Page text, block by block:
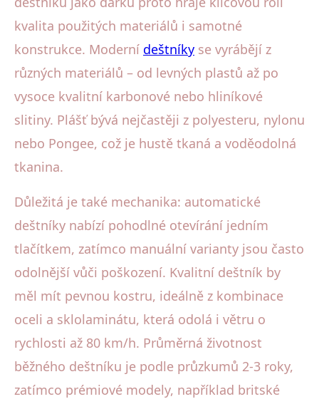
kvalita použitých materiálů i samotné
konstrukce. Moderní deštníky se vyrábějí z
různých materiálů – od levných plastů až po
vysoce kvalitní karbonové nebo hliníkové
slitiny. Plášť bývá nejčastěji z polyesteru, nylonu
nebo Pongee, což je hustě tkaná a voděodolná
tkanina.
Důležitá je také mechanika: automatické
deštníky nabízí pohodlné otevírání jedním
tlačítkem, zatímco manuální varianty jsou často
odolnější vůči poškození. Kvalitní deštník by
měl mít pevnou kostru, ideálně z kombinace
oceli a sklolaminátu, která odolá i větru o
rychlosti až 80 km/h. Průměrná životnost
běžného deštníku je podle průzkumů 2-3 roky,
zatímco prémiové modely, například britské